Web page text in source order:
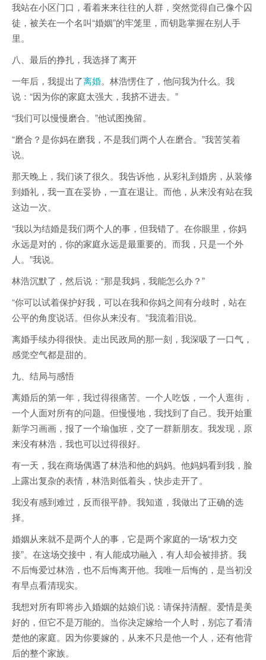
我站在小区门口，看着来来往往的人群，突然觉得自己像个囚
徒，被关在一个名叫“婚姻”的牢笼里，而钥匙掌握在别人手
里。
八、最后的挣扎，我选择了离开
一年后，我提出了离婚。林浩愣住了，他问我为什么。我
说：“因为你的家庭太强大，我挤不进去。”
“我们可以慢慢磨合。”他试图挽留。
“磨合？是你妈在磨我，不是我们两个人在磨合。”我苦笑着
说。
那天晚上，我们谈了很久。我告诉他，从彩礼到婚房，从装修
到婚礼，我一直在妥协，一直在退让。而他，从来没有站在我
这边一次。
“我以为结婚是我们两个人的事，但我错了。在你眼里，你妈
永远是对的，你的家庭永远是最重要的。而我，只是一个外
人。”我说。
林浩沉默了，然后说：“那是我妈，我能怎么办？”
“你可以试着保护好我，可以在我和你妈之间有分歧时，站在
公平的角度说话。但你从来没有。”我流着泪说。
离婚手续办得很快。走出民政局的那一刻，我深吸了一口气，
感觉空气都是甜的。
九、结局与感悟
离婚后的第一年，我过得很痛苦。一个人吃饭，一个人逛街，
一个人面对所有的问题。但慢慢地，我找到了自己。我开始重
新学习画画，报了一个瑜伽班，交了一群新朋友。我发现，原
来没有林浩，我也可以过得很好。
有一天，我在商场偶遇了林浩和他的妈妈。他妈妈看到我，脸
上露出复杂的表情，林浩则低着头，快步走开了。
我没有感到难过，反而很平静。我知道，我做出了正确的选
择。
婚姻从来就不是两个人的事，它是两个家庭的一场“权力交
接”。在这场交接中，有人能成功融入，有人却会被排挤。我
不后悔爱过林浩，也不后悔离开他。我唯一后悔的，是当初没
有早点看清现实。
我想对所有即将步入婚姻的姑娘们说：请保持清醒。爱情是美
好的，但它不是万能的。当你决定嫁给一个人时，别忘了看清
楚他的家庭。因为你要嫁的，从来不只是他一个人，还有他背
后的整个家族。